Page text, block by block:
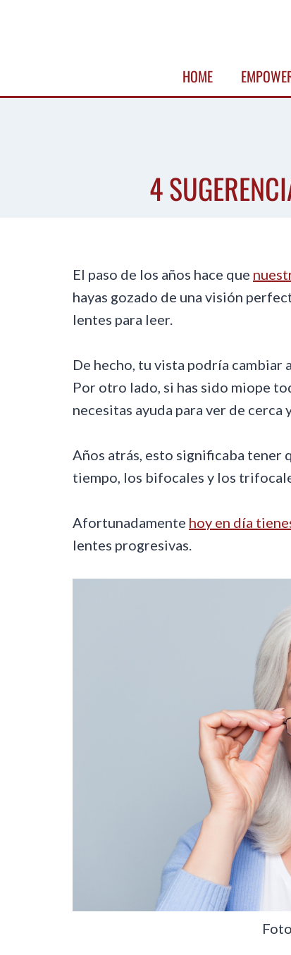
HOME
4
El paso de los años hace que
hayas gozado de una visión
lentes para leer.
De hecho, tu vista podría cambiar
Por otro lado, si has sido miope
necesitas ayuda para ver de cerca
Años atrás, esto significaba tener
tiempo, los bifocales y los
Afortunadamente hoy en día
lentes progresivas.